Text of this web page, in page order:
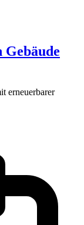
Gebäude
erneuerbarer